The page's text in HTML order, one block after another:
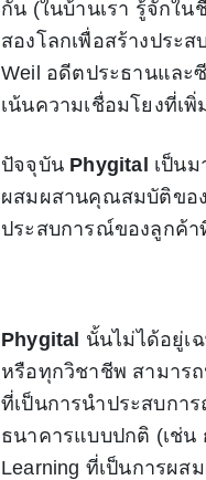
กัน (ในบ้านเรา รู้จักใน
สองโลกเพื่อสร้างประ
Weil อดีตประธานและ
เน้นความเชื่อมโยงที่เ
ปัจจุบัน Phygital เป็น
ผสมผสานคุณสมบัติของ
ประสบการณ์ของลูกค้า
Phygital นั้นไม่ได้อยู่เ
หรือทุกวิชาชีพ สามารถ
ที่เป็นการนำประสบกา
ธนาคารแบบปกติ (เช่น
Learning ที่เป็นการผส